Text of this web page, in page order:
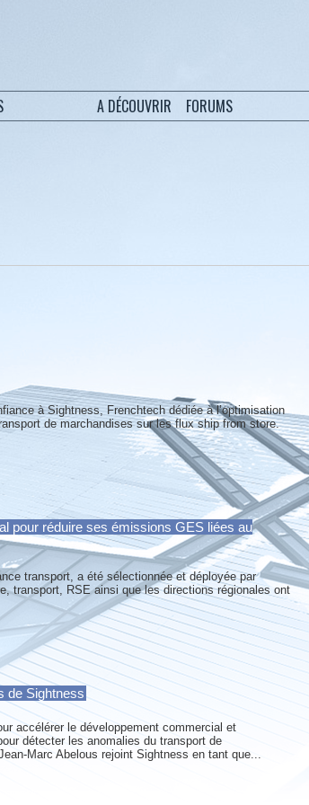
A DÉCOUVRIR FORUMS
à Sightness, Frenchtech dédiée à l’optimisation
de marchandises sur les flux ship from store.
pour réduire ses émissions GES liées au
transport, a été sélectionnée et déployée par
transport, RSE ainsi que les directions régionales ont
de Sightness
accélérer le développement commercial et
détecter les anomalies du transport de
Marc Abelous rejoint Sightness en tant que...